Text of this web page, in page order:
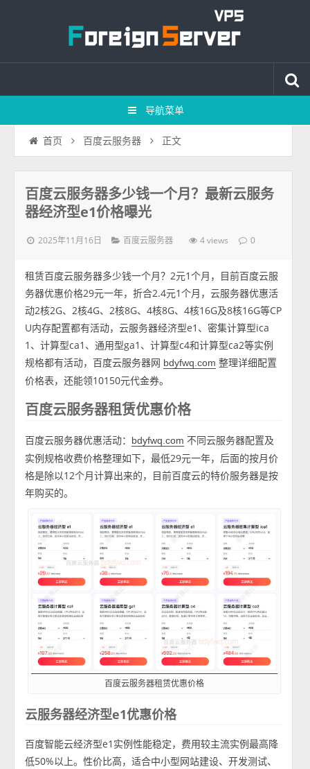
导航菜单
首页 百度云服务器 正文
百度云服务器多少钱一个月？最新云服务
器经济型e1价格曝光
2025年11月16日 百度云服务器 4 views 0
租赁百度云服务器多少钱一个月？2元1个月，目前百度云服
务器优惠价格29元一年，折合2.4元1个月，云服务器优惠活
动2核2G、2核4G、2核8G、4核8G、4核16G及8核16G等CP
U内存配置都有活动，云服务器经济型e1、密集计算型ica
1、计算型ca1、通用型ga1、计算型c4和计算型ca2等实例
规格都有活动，百度云服务器网 bdyfwq.com 整理详细配置
价格表，还能领10150元代金券。
百度云服务器租赁优惠价格
百度云服务器优惠活动： bdyfwq.com 不同云服务器配置及
实例规格收费价格整理如下，最低29元一年，后面的按月价
格是除以12个月计算出来的，目前百度云的特价服务器是按
年购买的。
百度云服务器租赁优惠价格
云服务器经济型e1优惠价格
百度智能云经济型e1实例性能稳定，费用较主流实例最高降
低50%以上。性价比高，适合中小型网站建设、开发测试、